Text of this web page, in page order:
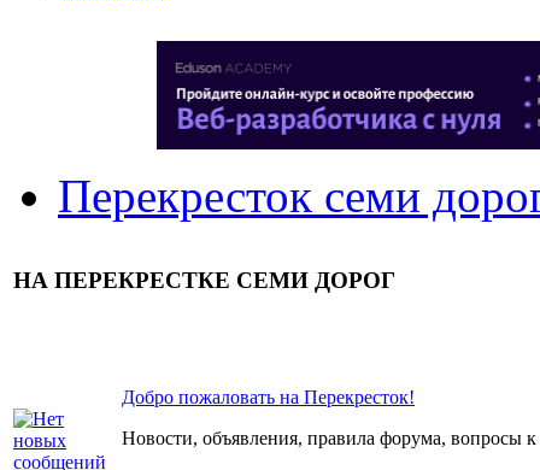
Перекресток семи
НА ПЕРЕКРЕСТКЕ СЕМИ ДОРОГ
Добро пожаловать на Перекресток!
Новости, объявления, правила форума, вопросы